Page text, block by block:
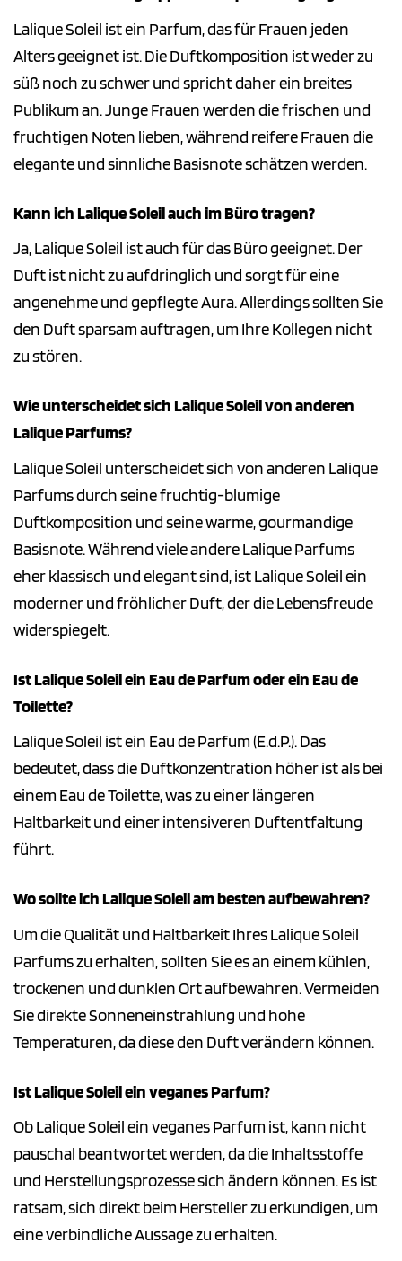
Lalique Soleil ist ein Parfum, das für Frauen jeden
Alters geeignet ist. Die Duftkomposition ist weder zu
süß noch zu schwer und spricht daher ein breites
Publikum an. Junge Frauen werden die frischen und
fruchtigen Noten lieben, während reifere Frauen die
elegante und sinnliche Basisnote schätzen werden.
Kann ich Lalique Soleil auch im Büro tragen?
Ja, Lalique Soleil ist auch für das Büro geeignet. Der
Duft ist nicht zu aufdringlich und sorgt für eine
angenehme und gepflegte Aura. Allerdings sollten Sie
den Duft sparsam auftragen, um Ihre Kollegen nicht
zu stören.
Wie unterscheidet sich Lalique Soleil von anderen
Lalique Parfums?
Lalique Soleil unterscheidet sich von anderen Lalique
Parfums durch seine fruchtig-blumige
Duftkomposition und seine warme, gourmandige
Basisnote. Während viele andere Lalique Parfums
eher klassisch und elegant sind, ist Lalique Soleil ein
moderner und fröhlicher Duft, der die Lebensfreude
widerspiegelt.
Ist Lalique Soleil ein Eau de Parfum oder ein Eau de
Toilette?
Lalique Soleil ist ein Eau de Parfum (E.d.P.). Das
bedeutet, dass die Duftkonzentration höher ist als bei
einem Eau de Toilette, was zu einer längeren
Haltbarkeit und einer intensiveren Duftentfaltung
führt.
Wo sollte ich Lalique Soleil am besten aufbewahren?
Um die Qualität und Haltbarkeit Ihres Lalique Soleil
Parfums zu erhalten, sollten Sie es an einem kühlen,
trockenen und dunklen Ort aufbewahren. Vermeiden
Sie direkte Sonneneinstrahlung und hohe
Temperaturen, da diese den Duft verändern können.
Ist Lalique Soleil ein veganes Parfum?
Ob Lalique Soleil ein veganes Parfum ist, kann nicht
pauschal beantwortet werden, da die Inhaltsstoffe
und Herstellungsprozesse sich ändern können. Es ist
ratsam, sich direkt beim Hersteller zu erkundigen, um
eine verbindliche Aussage zu erhalten.